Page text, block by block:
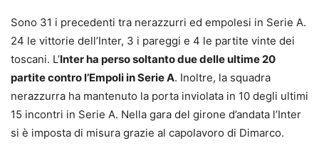
Sono 31 i precedenti tra nerazzurri ed empolesi in Serie A.
24 le vittorie dell’Inter, 3 i pareggi e 4 le partite vinte dei
toscani. L’Inter ha perso soltanto due delle ultime 20
partite contro l’Empoli in Serie A. Inoltre, la squadra
nerazzurra ha mantenuto la porta inviolata in 10 degli ultimi
15 incontri in Serie A. Nella gara del girone d’andata l’Inter
si è imposta di misura grazie al capolavoro di Dimarco.